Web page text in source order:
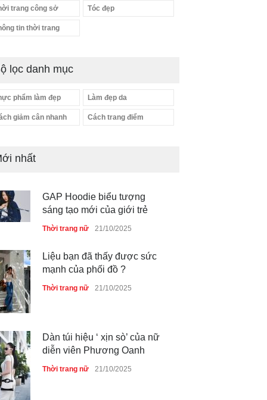
trang công sở Tóc đẹp
tin thời trang
lọc danh mục
phẩm làm đẹp Làm đẹp da
giảm cân nhanh Cách trang điểm
nhất
GAP Hoodie biểu tượng
sáng tạo mới của giới trẻ
Thời trang nữ 21/10/2025
Liệu bạn đã thấy được sức
mạnh của phối đồ ?
Thời trang nữ 21/10/2025
Dàn túi hiệu ‘ xịn sò’ của nữ
diễn viên Phương Oanh
Thời trang nữ 21/10/2025